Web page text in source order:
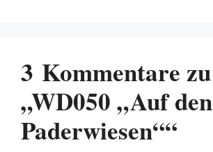
3 Kommentare zu
„WD050 „Auf den
Paderwiesen““